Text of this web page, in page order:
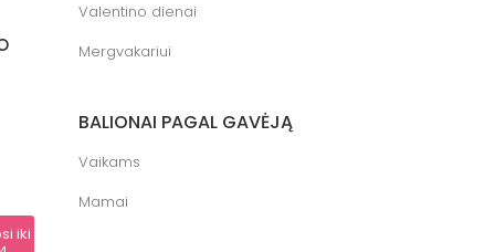
iki
Valentino dienai
Mergvakariui
BALIONAI PAGAL GAVĖJĄ
Vaikams
Mamai